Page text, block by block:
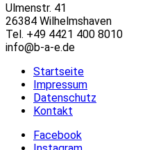
Ulmenstr. 41
26384 Wilhelmshaven
Tel. +49 4421 400 8010
info@b-a-e.de
Startseite
Impressum
Datenschutz
Kontakt
Facebook